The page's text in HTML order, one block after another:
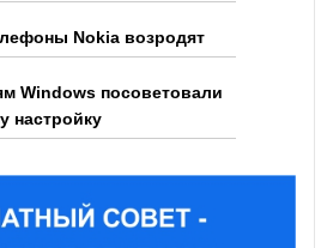
Nokia возродят
Windows посоветовали
настройку